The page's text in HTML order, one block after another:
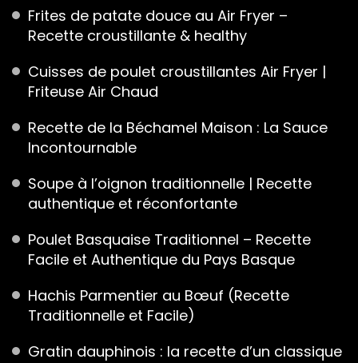
Frites de patate douce au Air Fryer –
Recette croustillante & healthy
Cuisses de poulet croustillantes Air Fryer |
Friteuse Air Chaud
Recette de la Béchamel Maison : La Sauce
Incontournable
Soupe à l’oignon traditionnelle | Recette
authentique et réconfortante
Poulet Basquaise Traditionnel – Recette
Facile et Authentique du Pays Basque
Hachis Parmentier au Bœuf (Recette
Traditionnelle et Facile)
Gratin dauphinois : la recette d’un classique